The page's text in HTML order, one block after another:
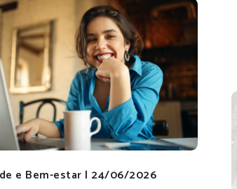
e Bem-estar | 24/06/2026